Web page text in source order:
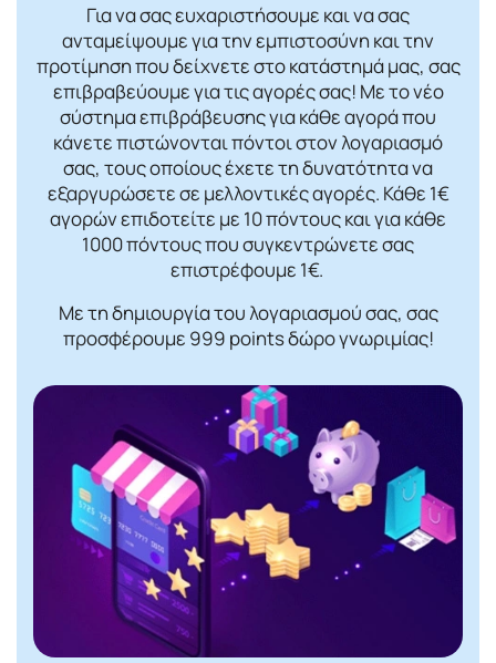
Για να σας ευχαριστήσουμε και να σας
ανταμείψουμε για την εμπιστοσύνη και την
προτίμηση που δείχνετε στο κατάστημά μας, σας
επιβραβεύουμε για τις αγορές σας! Mε το νέο
σύστημα επιβράβευσης για κάθε αγορά που
κάνετε πιστώνονται πόντοι στον λογαριασμό
σας, τους οποίους έχετε τη δυνατότητα να
εξαργυρώσετε σε μελλοντικές αγορές. Κάθε 1€
αγορών επιδοτείτε με 10 πόντους και για κάθε
1000 πόντους που συγκεντρώνετε σας
επιστρέφουμε 1€.
Με τη δημιουργία του λογαριασμού σας, σας
προσφέρουμε 999 points δώρο γνωριμίας!